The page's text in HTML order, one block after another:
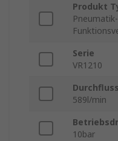
Produkt
Serie
VR1210
589l/min
10bar